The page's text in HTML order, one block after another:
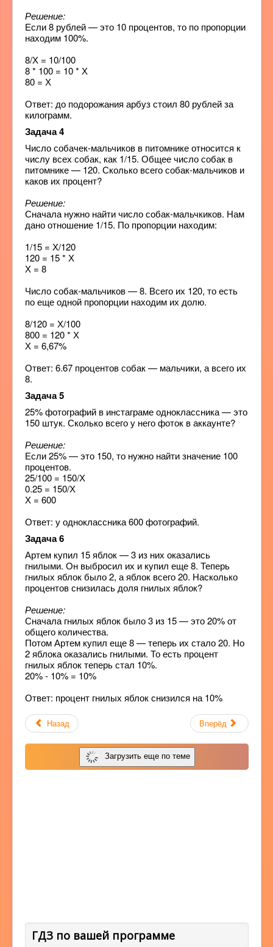
Решение:
Если 8 рублей — это 10 процентов, то по пропорции
находим 100%.
8/Х = 10/100
8 * 100 = 10 * Х
80 = Х
Ответ: до подорожания арбуз стоил 80 рублей за
килограмм.
Задача 4
Число собачек-мальчиков в питомнике относится к
числу всех собак, как 1/15. Общее число собак в
питомнике — 120. Сколько всего собак-мальчиков и
каков их процент?
Решение:
Сначала нужно найти число собак-мальчкиков. Нам
дано отношение 1/15. По пропорции находим:
1/15 = Х/120
120 = 15 * Х
Х = 8
Число собак-мальчиков — 8. Всего их 120, то есть
по еще одной пропорции находим их долю.
8/120 = Х/100
800 = 120 * Х
Х = 6,67%
Ответ: 6.67 процентов собак — мальчики, а всего их
8.
Задача 5
25% фотографий в инстаграме одноклассника — это
150 штук. Сколько всего у него фоток в аккаунте?
Решение:
Если 25% — это 150, то нужно найти значение 100
процентов.
25/100 = 150/Х
0.25 = 150/Х
Х = 600
Ответ: у одноклассника 600 фотографий.
Задача 6
Артем купил 15 яблок — 3 из них оказались
гнилыми. Он выбросил их и купил еще 8. Теперь
гнилых яблок было 2, а яблок всего 20. Насколько
процентов снизилась доля гнилых яблок?
Решение:
Сначала гнилых яблок было 3 из 15 — это 20% от
общего количества.
Потом Артем купил еще 8 — теперь их стало 20. Но
2 яблока оказались гнилыми. То есть процент
гнилых яблок теперь стал 10%.
20% - 10% = 10%
Ответ: процент гнилых яблок снизился на 10%
Назад Вперёд
Загрузить еще по теме
ГДЗ по вашей программе